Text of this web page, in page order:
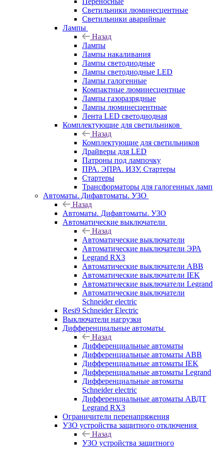
Светильники люминесцентные
Светильники аварийные
Лампы
Назад
Лампы
Лампы накаливания
Лампы светодиодные
Лампы светодиодные LED
Лампы галогенные
Компактные люминесцентные
Лампы газоразрядные
Лампы люминесцентные
Лента LED светодиодная
Комплектующие для светильников
Назад
Комплектующие для светильников
Драйверы для LED
Патроны под лампочку
ПРА. ЭПРА. ИЗУ. Стартеры
Стартеры
Трансформаторы для галогенных ламп
Автоматы. Дифавтоматы. УЗО
Назад
Автоматы. Дифавтоматы. УЗО
Автоматические выключатели
Назад
Автоматические выключатели
Автоматические выключатели ЭРА
Legrand RX3
Автоматические выключатели ABB
Автоматические выключатели IEK
Автоматические выключатели Legrand
Автоматические выключатели
Schneider electric
Resi9 Schneider Electric
Выключатели нагрузки
Дифференциальные автоматы
Назад
Дифференциальные автоматы
Дифференциальные автоматы ABB
Дифференциальные автоматы IEK
Дифференциальные автоматы Legrand
Дифференциальные автоматы
Schneider electric
Дифференциальные автоматы АВДТ
Legrand RX3
Ограничители перенапряжения
УЗО устройства защитного отключения
Назад
УЗО устройства защитного